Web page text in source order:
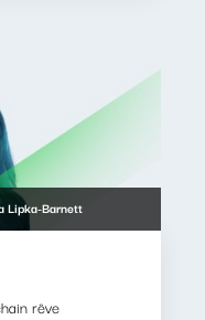
Lipka-Barnett
rêve